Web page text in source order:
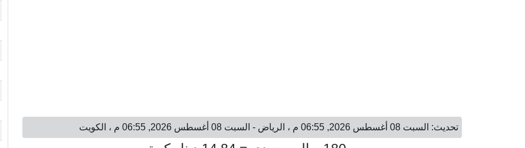
تحديث: السبت 08 أغسطس 2026, 06:55 م ، الرياض - السبت 08 أغسطس 2026, 06:55 م ، الكويت